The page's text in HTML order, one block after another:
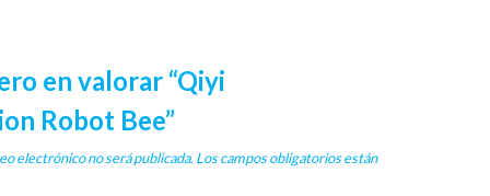
en valorar “Qiyi
Robot Bee”
electrónico no será publicada.Los campos obligatorios están